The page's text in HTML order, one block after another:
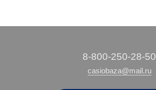
‭8-800-250-28-50
casiobaza@mail.ru